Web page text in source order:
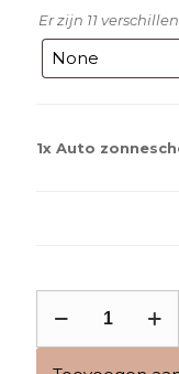
Er zijn 11
1x Auto
tijger